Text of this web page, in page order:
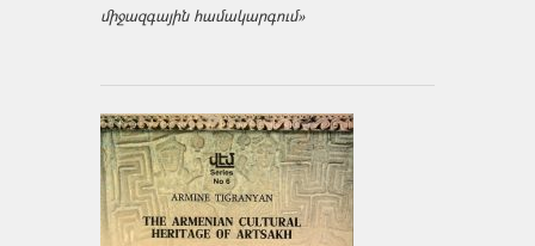
միջազ­գային համակարգում»